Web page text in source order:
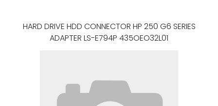
HARD DRIVE HDD CONNECTOR HP 250 G6 SERIES
ADAPTER LS-E794P 435OEO32L01